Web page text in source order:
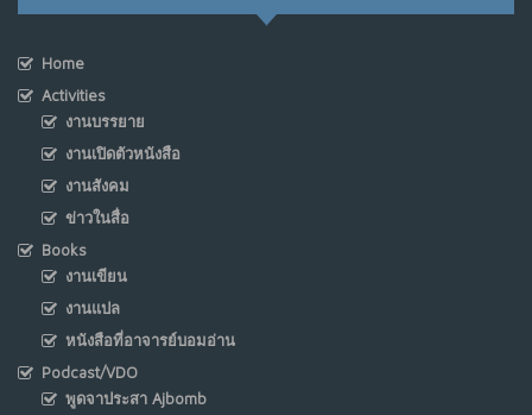
Home
Activities
งานบรรยาย
งานเปิดตัวหนังสือ
งานสังคม
ข่าวในสื่อ
Books
งานเขียน
งานแปล
หนังสือที่อาจารย์บอมอ่าน
Podcast/VDO
พูดจาประสา Ajbomb